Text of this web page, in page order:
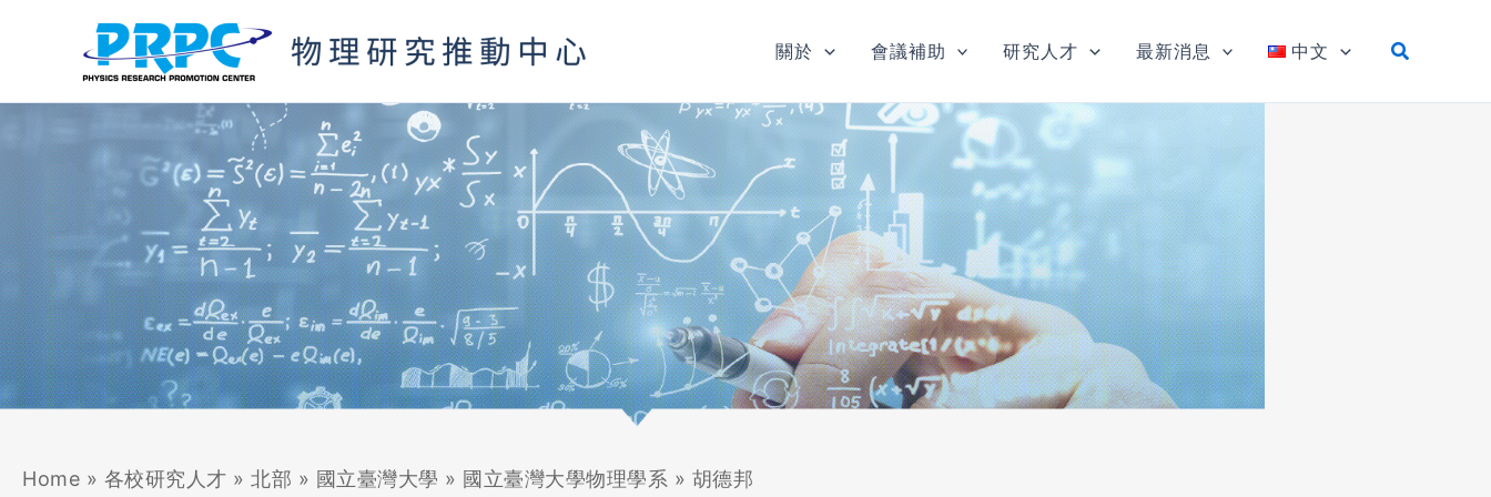
內
容
關於 會議補助 研究人才 最新消息 中文
Home » 各校研究人才 » 北部 » 國立臺灣大學 » 國立臺灣大學物理學系 » 胡德邦